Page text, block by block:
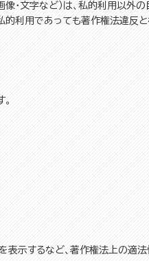
・文字など）は、私的利用以外
利用であっても著作権法違反と
示するなど、著作権法上の適